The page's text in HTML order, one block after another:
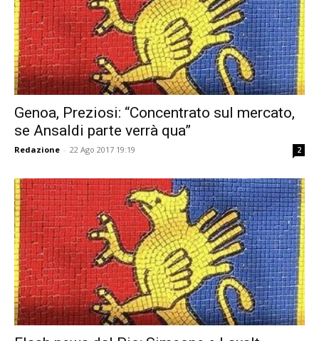
Genoa, Preziosi: “Concentrato sul mercato,
se Ansaldi parte verrà qua”
Redazione - 22 Ago 2017 19:19 2